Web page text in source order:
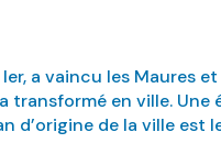
Ier, a vaincu les
transformé en ville.
d’origine de la ville